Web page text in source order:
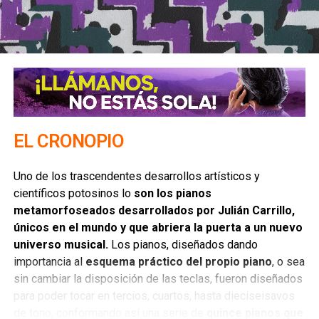
hacían reír todo el tiempo y nadie les tomaba en
serio.
Esos eran los jotos, quienes nunca estuvieron en mi
pensamiento como hombres, sino como un tipo
distinto de personas, donde parecía yo caber.
mucho miedo durante un periodo muy largo. Me escondía
porque no quería ser humillado como Carmelo, y no tenia
intenciones de hacer reír todo el tiempo como Yahairo.
EL CRONOPIO
Uno de los trascendentes desarrollos artísticos y
científicos potosinos lo son los pianos
metamorfoseados desarrollados por Julián Carrillo,
únicos en el mundo y que abriera la puerta a un nuevo
universo musical.Los pianos, diseñados dando
importancia al esquema práctico del propio piano, o sea
sin cambiar la disposición de las teclas, fueron diseñados
para poder tocar en tercios, cuartos, hasta dieciseisavos